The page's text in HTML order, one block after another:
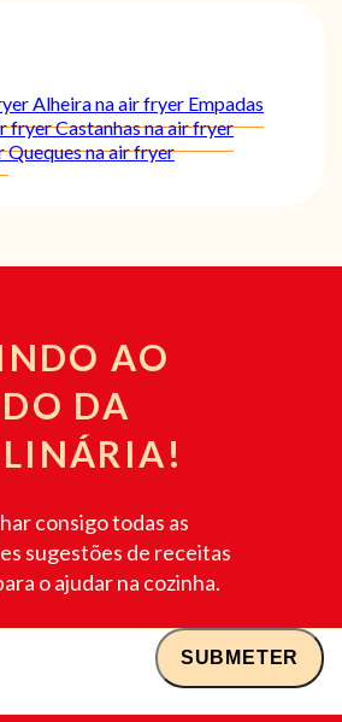
Alheira na air fryer Empadas
fryerCastanhas na air fryer
Queques na air fryer
AO
DA
consigo todas as
sugestões de receitas
o ajudar na cozinha.